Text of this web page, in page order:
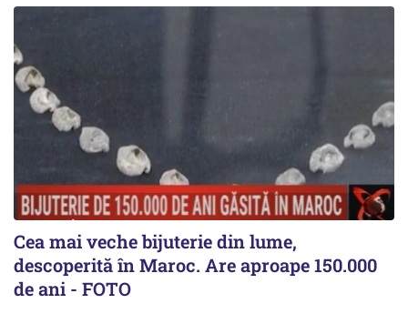
Cea mai veche bijuterie din lume,
descoperită în Maroc. Are aproape 150.000
de ani - FOTO